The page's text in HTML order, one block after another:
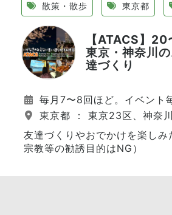
散策・散歩 東京都
【ATACS】
東京・神奈川
達づくり
毎月7〜8回ほど。イベント
東京都 ： 東京23区、神奈
友達づくりやおでかけを楽しみ
宗教等の勧誘目的はNG）